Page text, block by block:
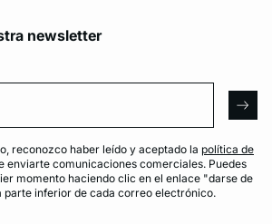
newsletter
reconozco haber leído y aceptado la política de
enviarte comunicaciones comerciales. Puedes
momento haciendo clic en el enlace "darse de
parte inferior de cada correo electrónico.